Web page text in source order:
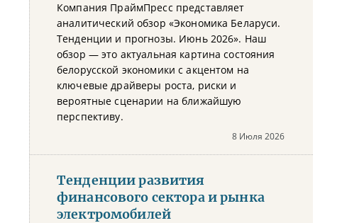
Компания ПраймПресс представляет
аналитический обзор «Экономика Беларуси.
Тенденции и прогнозы. Июнь 2026». Наш
обзор — это актуальная картина состояния
белорусской экономики с акцентом на
ключевые драйверы роста, риски и
вероятные сценарии на ближайшую
перспективу.
8 Июля 2026
Тенденции развития
финансового сектора и рынка
электромобилей